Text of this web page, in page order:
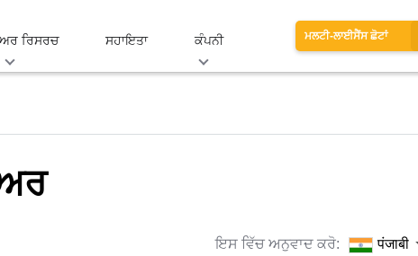
ਰਿਸਰਚ ਸਹਾਇਤਾ ਕੰਪਨੀ ਮਲਟੀ-ਲਾਈਸੈਂਸ ਛੋਟਾਂ
ਇਸ ਵਿੱਚ ਅਨੁਵਾਦ ਕਰੋ: पंजाबी